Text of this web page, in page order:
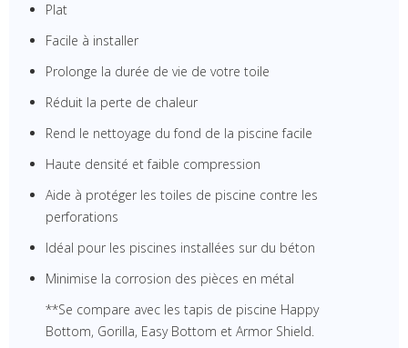
Plat
Facile à installer
Prolonge la durée de vie de votre toile
Réduit la perte de chaleur
Rend le nettoyage du fond de la piscine facile
Haute densité et faible compression
Aide à protéger les toiles de piscine contre les
perforations
Idéal pour les piscines installées sur du béton
Minimise la corrosion des pièces en métal
**Se compare avec les tapis de piscine Happy
Bottom, Gorilla, Easy Bottom et Armor Shield.